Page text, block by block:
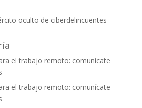
oculto de ciberdelincuentes
el trabajo remoto: comunícate
el trabajo remoto: comunícate